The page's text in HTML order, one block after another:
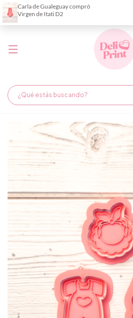
Demora de fabricación